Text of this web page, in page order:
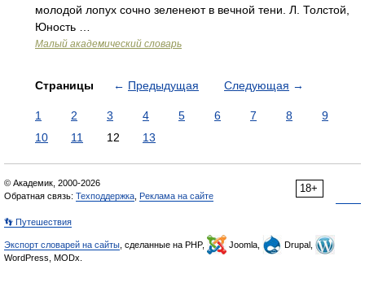
молодой лопух сочно зеленеют в вечной тени. Л. Толстой,
Юность …
Малый академический словарь
Страницы ← Предыдущая Следующая →
1 2 3 4 5 6 7 8
9
10
11 12 13
18+
© Академик, 2000-2026
Обратная связь: Техподдержка Реклама на сайте
👣 Путешествия
Экспорт словарей на сайты , сделанные на PHP, Joomla,
Drupal,
WordPress, MODx.